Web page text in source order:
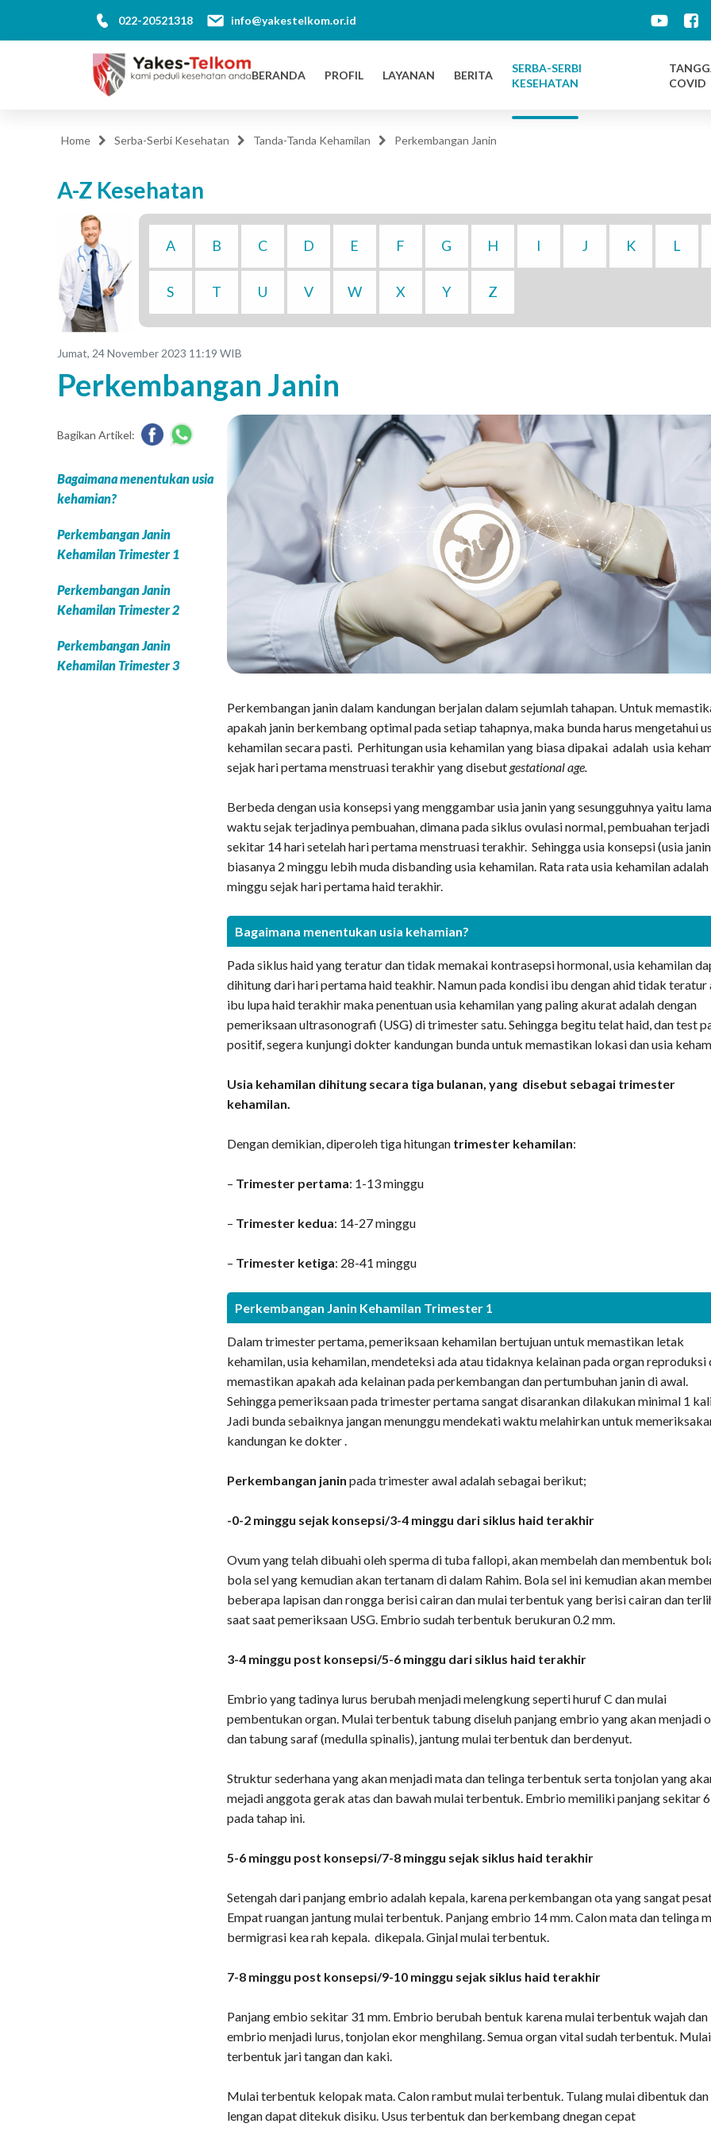
022-20521318 info@yakestelkom.or.id
BERANDA PROFIL LAYANAN BERITA
SERBA-SERBI
KESEHATAN
COVID
Home Serba-Serbi Kesehatan Tanda-Tanda Kehamilan Perkembangan Janin
A-Z Kesehatan
A B C D E F G H I J K L
S T U V W X Y Z
Jumat, 24 November 2023 11:19 WIB
Perkembangan Janin
Bagikan Artikel:
Bagaimana menentukan usia
kehamian?
Perkembangan Janin
Kehamilan Trimester 1
Perkembangan Janin
Kehamilan Trimester 2
Perkembangan Janin
Kehamilan Trimester 3
Perkembangan janin dalam kandungan berjalan dalam sejumlah tahapan. Untuk
apakah janin berkembang optimal pada setiap tahapnya, maka bunda harus mengetahui
kehamilan secara pasti. Perhitungan usia kehamilan yang biasa dipakai adalah usia
sejak hari pertama menstruasi terakhir yang disebutgestational age.
Berbeda dengan usia konsepsi yang menggambar usia janin yang sesungguhnya yaitu
waktu sejak terjadinya pembuahan, dimana pada siklus ovulasi normal, pembuahan terjadi
sekitar 14 hari setelah hari pertama menstruasi terakhir. Sehingga usia konsepsi (usia
biasanya 2 minggu lebih muda disbanding usia kehamilan. Rata rata usia kehamilan
minggu sejak hari pertama haid terakhir.
Bagaimana menentukan usia kehamian?
Pada siklus haid yang teratur dan tidak memakai kontrasepsi hormonal, usia kehamilan
dihitung dari hari pertama haid teakhir. Namun pada kondisi ibu dengan ahid tidak teratur
ibu lupa haid terakhir maka penentuan usia kehamilan yang paling akurat adalah dengan
pemeriksaan ultrasonografi (USG) di trimester satu. Sehingga begitu telat haid, dan test
positif, segera kunjungi dokter kandungan bunda untuk memastikan lokasi dan usia
Usia kehamilan dihitung secara tiga bulanan, yang disebut sebagai trimester
kehamilan.
Dengan demikian, diperoleh tiga hitungan trimester kehamilan:
– Trimester pertama: 1-13 minggu
– Trimester kedua: 14-27 minggu
– Trimester ketiga: 28-41 minggu
Perkembangan Janin Kehamilan Trimester 1
Dalam trimester pertama, pemeriksaan kehamilan bertujuan untuk memastikan letak
kehamilan, usia kehamilan, mendeteksi ada atau tidaknya kelainan pada organ reproduksi
memastikan apakah ada kelainan pada perkembangan dan pertumbuhan janin di awal.
Sehingga pemeriksaan pada trimester pertama sangat disarankan dilakukan minimal 1
Jadi bunda sebaiknya jangan menunggu mendekati waktu melahirkan untuk
kandungan ke dokter .
Perkembangan janin pada trimester awal adalah sebagai berikut;
-0-2 minggu sejak konsepsi/3-4 minggu dari siklus haid terakhir
Ovum yang telah dibuahi oleh sperma di tuba fallopi, akan membelah dan membentuk
bola sel yang kemudian akan tertanam di dalam Rahim. Bola sel ini kemudian akan
beberapa lapisan dan rongga berisi cairan dan mulai terbentuk yang berisi cairan dan
saat saat pemeriksaan USG. Embrio sudah terbentuk berukuran 0.2 mm.
3-4 minggu post konsepsi/5-6 minggu dari siklus haid terakhir
Embrio yang tadinya lurus berubah menjadi melengkung seperti huruf C dan mulai
pembentukan organ. Mulai terbentuk tabung diseluh panjang embrio yang akan menjadi
dan tabung saraf (medulla spinalis), jantung mulai terbentuk dan berdenyut.
Struktur sederhana yang akan menjadi mata dan telinga terbentuk serta tonjolan yang
mejadi anggota gerak atas dan bawah mulai terbentuk. Embrio memiliki panjang sekitar
pada tahap ini.
5-6 minggu post konsepsi/7-8 minggu sejak siklus haid terakhir
Setengah dari panjang embrio adalah kepala, karena perkembangan ota yang sangat
Empat ruangan jantung mulai terbentuk. Panjang embrio 14 mm. Calon mata dan telinga
bermigrasi kea rah kepala. dikepala. Ginjal mulai terbentuk.
7-8 minggu post konsepsi/9-10 minggu sejak siklus haid terakhir
Panjang embio sekitar 31 mm. Embrio berubah bentuk karena mulai terbentuk wajah dan
embrio menjadi lurus, tonjolan ekor menghilang. Semua organ vital sudah terbentuk. Mulai
terbentuk jari tangan dan kaki.
Mulai terbentuk kelopak mata. Calon rambut mulai terbentuk. Tulang mulai dibentuk dan
lengan dapat ditekuk disiku. Usus terbentuk dan berkembang dnegan cepat